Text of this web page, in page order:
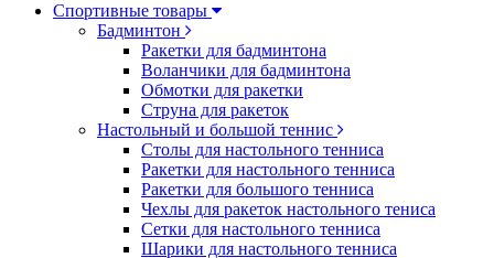
Спортивные товары
Бадминтон
Ракетки для бадминтона
Воланчики для бадминтона
Обмотки для ракетки
Струна для ракеток
Настольный и большой теннис
Столы для настольного тенниса
Ракетки для настольного тенниса
Ракетки для большого тенниса
Чехлы для ракеток настольного тениса
Сетки для настольного тенниса
Шарики для настольного тенниса